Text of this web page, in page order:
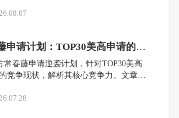
但
申请计划：TOP30美高申请的定
常春藤申请逆袭计划，针对TOP30美高
竞争现状，解析其核心竞争力。文章详